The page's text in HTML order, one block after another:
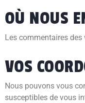
OÙ NOUS
Les commentaires
VOS
Nous pouvons vous
susceptibles de vous